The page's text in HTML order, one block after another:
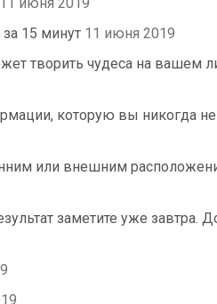
15 минут 11 июня 2019
творить чудеса на вашем
которую вы никогда
или внешним
заметите уже завтра.